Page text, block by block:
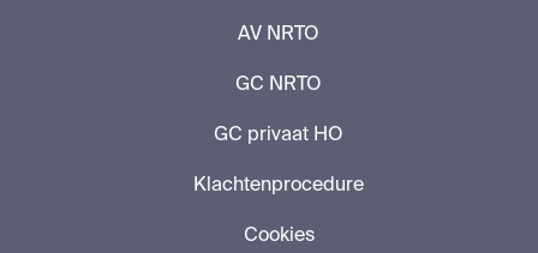
AV NRTO
GC NRTO
GC privaat HO
Klachtenprocedure
Cookies